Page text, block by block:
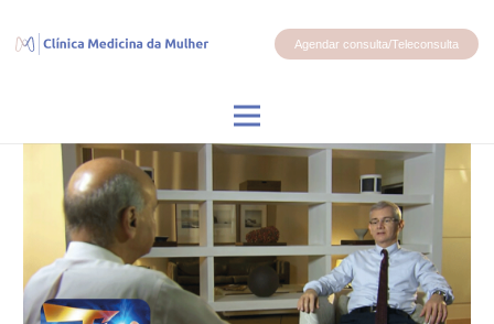
Agendar consulta/Teleconsulta